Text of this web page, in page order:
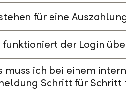
für eine
funktioniert der Login
muss ich bei einem
Schritt für Schritt